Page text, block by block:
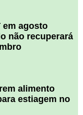
em agosto
não recuperará
alimento
estiagem no